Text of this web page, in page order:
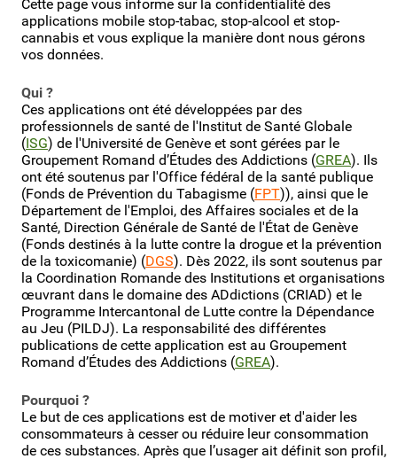
Cette page vous informe sur la confidentialité des
applications mobile stop-tabac, stop-alcool et stop-
cannabis et vous explique la manière dont nous gérons
vos données.
Qui ?
Ces applications ont été développées par des
professionnels de santé de l'Institut de Santé Globale
(ISG) de l'Université de Genève et sont gérées par le
Groupement Romand d’Études des Addictions (GREA). Ils
ont été soutenus par l'Office fédéral de la santé publique
(Fonds de Prévention du Tabagisme (FPT)), ainsi que le
Département de l'Emploi, des Affaires sociales et de la
Santé, Direction Générale de Santé de l'État de Genève
(Fonds destinés à la lutte contre la drogue et la prévention
de la toxicomanie) (DGS). Dès 2022, ils sont soutenus par
la Coordination Romande des Institutions et organisations
œuvrant dans le domaine des ADdictions (CRIAD) et le
Programme Intercantonal de Lutte contre la Dépendance
au Jeu (PILDJ). La responsabilité des différentes
publications de cette application est au Groupement
Romand d’Études des Addictions (GREA).
Pourquoi ?
Le but de ces applications est de motiver et d'aider les
consommateurs à cesser ou réduire leur consommation
de ces substances. Après que l’usager ait définit son profil,